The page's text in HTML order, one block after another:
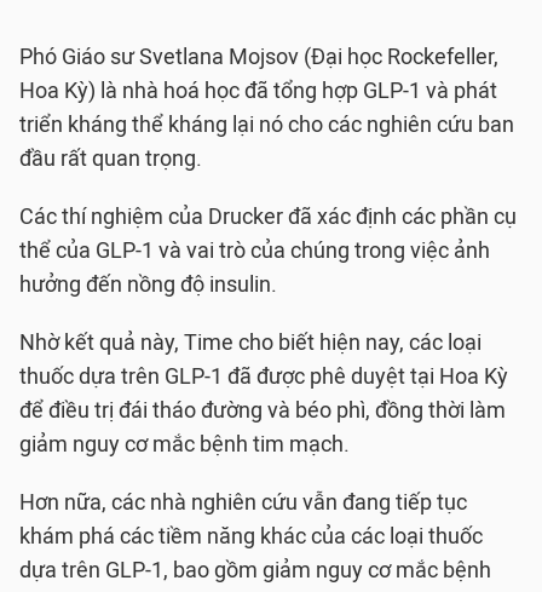
Phó Giáo sư Svetlana Mojsov (Đại học Rockefeller,
Hoa Kỳ) là nhà hoá học đã tổng hợp GLP-1 và phát
triển kháng thể kháng lại nó cho các nghiên cứu ban
đầu rất quan trọng.
Các thí nghiệm của Drucker đã xác định các phần cụ
thể của GLP-1 và vai trò của chúng trong việc ảnh
hưởng đến nồng độ insulin.
Nhờ kết quả này, Time cho biết hiện nay, các loại
thuốc dựa trên GLP-1 đã được phê duyệt tại Hoa Kỳ
để điều trị đái tháo đường và béo phì, đồng thời làm
giảm nguy cơ mắc bệnh tim mạch.
Hơn nữa, các nhà nghiên cứu vẫn đang tiếp tục
khám phá các tiềm năng khác của các loại thuốc
dựa trên GLP-1, bao gồm giảm nguy cơ mắc bệnh